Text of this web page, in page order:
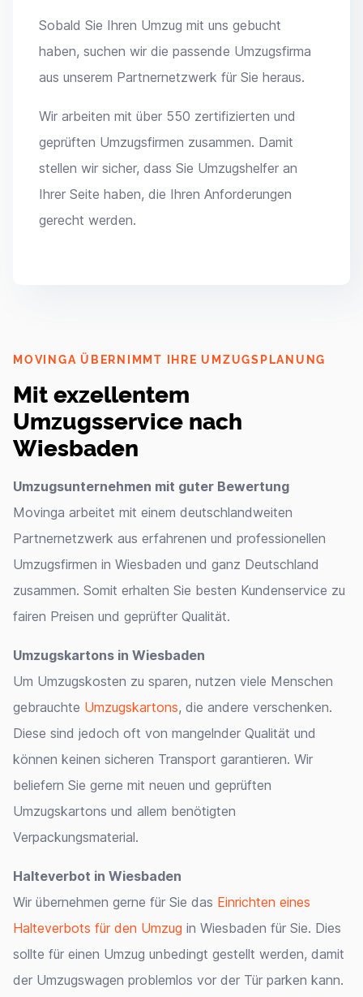
Sobald Sie Ihren Umzug mit uns gebucht
haben, suchen wir die passende Umzugsfirma
aus unserem Partnernetzwerk für Sie heraus.
Wir arbeiten mit über 550 zertifizierten und
geprüften Umzugsfirmen zusammen. Damit
stellen wir sicher, dass Sie Umzugshelfer an
Ihrer Seite haben, die Ihren Anforderungen
gerecht werden.
MOVINGA ÜBERNIMMT IHRE UMZUGSPLANUNG
Mit exzellentem
Umzugsservice nach
Wiesbaden
Umzugsunternehmen mit guter Bewertung
Movinga arbeitet mit einem deutschlandweiten
Partnernetzwerk aus erfahrenen und professionellen
Umzugsfirmen in Wiesbaden und ganz Deutschland
zusammen. Somit erhalten Sie besten Kundenservice zu
fairen Preisen und geprüfter Qualität.
Umzugskartons in Wiesbaden
Um Umzugskosten zu sparen, nutzen viele Menschen
gebrauchte Umzugskartons, die andere verschenken.
Diese sind jedoch oft von mangelnder Qualität und
können keinen sicheren Transport garantieren. Wir
beliefern Sie gerne mit neuen und geprüften
Umzugskartons und allem benötigten
Verpackungsmaterial.
Halteverbot in Wiesbaden
Wir übernehmen gerne für Sie das Einrichten eines
Halteverbots für den Umzug in Wiesbaden für Sie. Dies
sollte für einen Umzug unbedingt gestellt werden, damit
der Umzugswagen problemlos vor der Tür parken kann.